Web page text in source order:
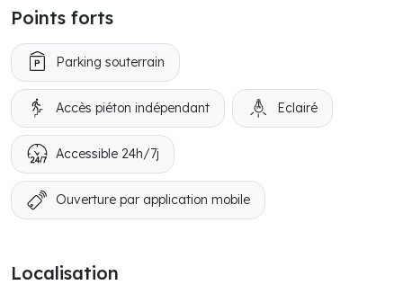
Points forts
Parking souterrain
Accès piéton indépendant Eclairé
Accessible 24h/7j
Ouverture par application mobile
Localisation